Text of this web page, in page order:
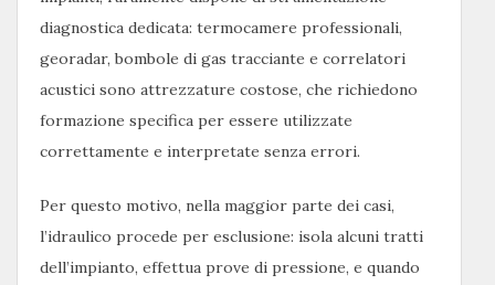
diagnostica dedicata: termocamere professionali,
georadar, bombole di gas tracciante e correlatori
acustici sono attrezzature costose, che richiedono
formazione specifica per essere utilizzate
correttamente e interpretate senza errori.
Per questo motivo, nella maggior parte dei casi,
l’idraulico procede per esclusione: isola alcuni tratti
dell’impianto, effettua prove di pressione, e quando